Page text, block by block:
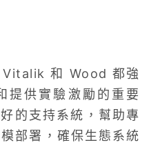
Vitalik 和 Wood 都強
提供實驗激勵的重要
的支持系統，幫助專
部署，確保生態系統